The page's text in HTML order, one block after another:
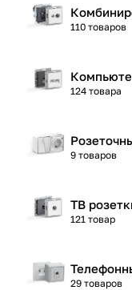
110 товаров
124 товара
9 товаров
ТВ
121 товар
29 товаров